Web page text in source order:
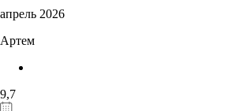
апрель 2026
Артем
9,7